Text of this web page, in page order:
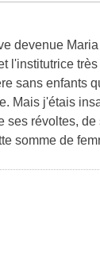
devenue
l'institutrice
sans enfants
Mais j'étais
ses révoltes,
somme de